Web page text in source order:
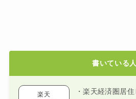
書いている人
・楽天経済圏居
楽天